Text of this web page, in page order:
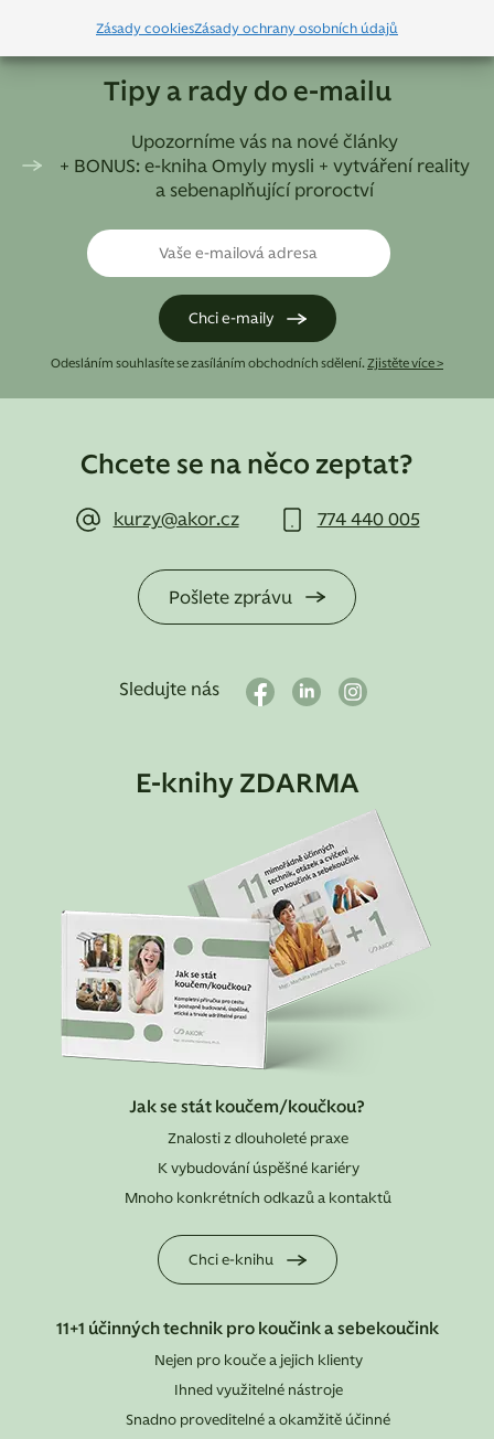
Zásady cookiesZásady ochrany osobních údajů
Tipy a rady do e-mailu
Upozorníme vás na nové články
+ BONUS: e-kniha Omyly mysli + vytváření reality
a sebenaplňující proroctví
Odesláním souhlasíte se zasíláním obchodních sdělení. Zjistěte více >
Chcete se na něco zeptat?
kurzy@akor.cz 774 440 005
Pošlete zprávu
Sledujte nás
E-knihy ZDARMA
Jak se stát koučem/koučkou?
Znalosti z dlouholeté praxe
K vybudování úspěšné kariéry
Mnoho konkrétních odkazů a kontaktů
Chci e-knihu
11+1 účinných technik pro koučink a sebekoučink
Nejen pro kouče a jejich klienty
Ihned využitelné nástroje
Snadno proveditelné a okamžitě účinné